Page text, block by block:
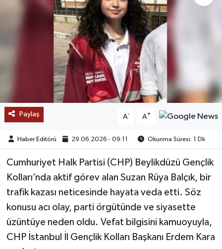
Paylaş A- A+
Haber Editörü 29.06.2026 - 09:11 Okunma Süresi: 1 Dk
Cumhuriyet Halk Partisi (CHP) Beylikdüzü Gençlik
Kolları’nda aktif görev alan Suzan Rüya Balçık, bir
trafik kazası neticesinde hayata veda etti. Söz
konusu acı olay, parti örgütünde ve siyasette
üzüntüye neden oldu. Vefat bilgisini kamuoyuyla,
CHP İstanbul İl Gençlik Kolları Başkanı Erdem Kara
EĞİTİM
KEŞFET
POPÜLER
DÜNYA
TREND
MEDYA
OTOMOTİV
TEKNOLOJİ